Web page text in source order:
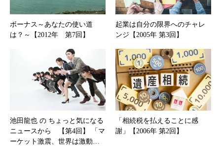
ボーナス～あなたの使い道
は？～【2012年 第7回】
起業は自分の限界へのチャレ
ンジ【2005年 第3回】
池田龍也 の ちょっと気になる
ニュースから 【第4回】 「マ
ーケット激震、世界は激動…
「相続税を払えることに感
謝」【2006年 第2回】